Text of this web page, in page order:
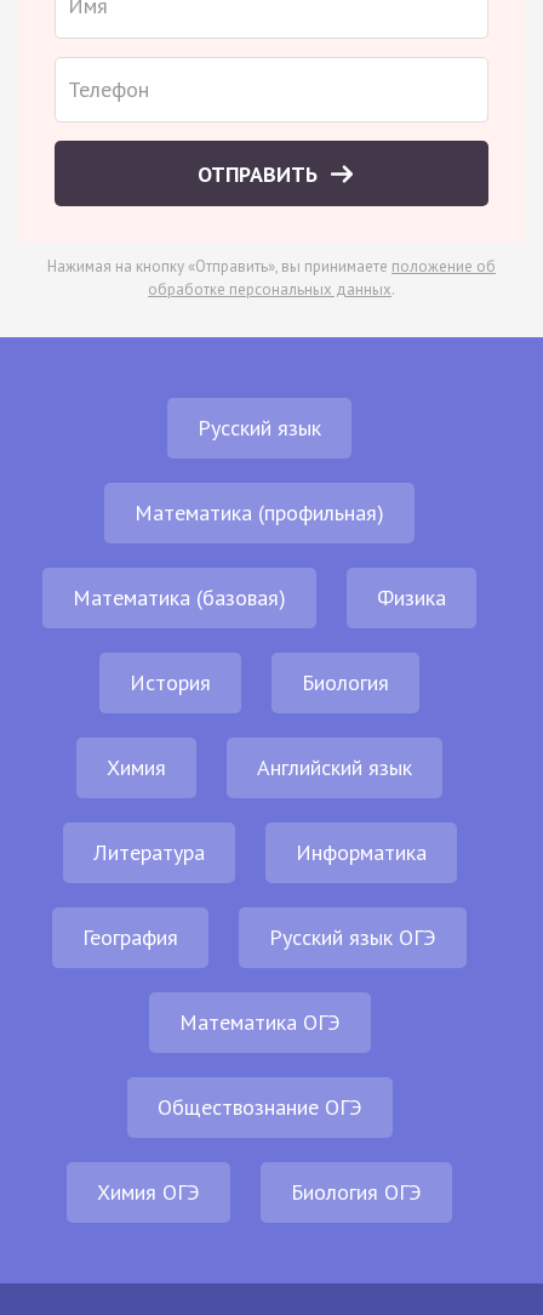
ОТПРАВИТЬ
Нажимая на кнопку «Отправить», вы принимаете положение об
обработке персональных данных.
Русский язык
Математика (профильная)
Математика (базовая) Физика
История Биология
Химия Английский язык
Литература Информатика
География Русский язык ОГЭ
Математика ОГЭ
Обществознание ОГЭ
Химия ОГЭ Биология ОГЭ